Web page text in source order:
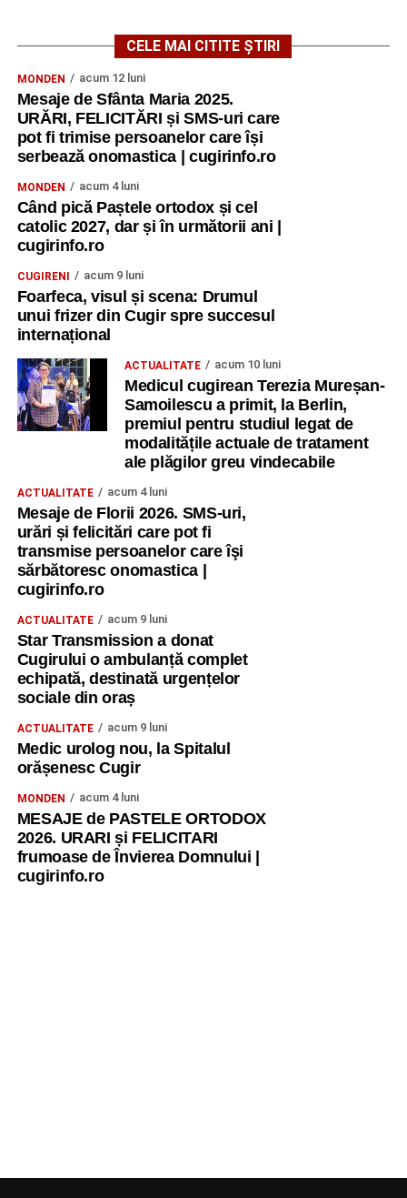
CELE MAI CITITE ȘTIRI
MONDEN acum 12 luni
Mesaje de Sfânta Maria 2025.
URĂRI, FELICITĂRI și SMS-uri care
pot fi trimise persoanelor care își
serbează onomastica | cugirinfo.ro
MONDEN acum 4 luni
Când pică Paștele ortodox și cel
catolic 2027, dar și în următorii ani |
cugirinfo.ro
CUGIRENI acum 9 luni
Foarfeca, visul și scena: Drumul
unui frizer din Cugir spre succesul
internațional
ACTUALITATE acum 10 luni
Medicul cugirean Terezia Mureșan-
Samoilescu a primit, la Berlin,
premiul pentru studiul legat de
modalitățile actuale de tratament
ale plăgilor greu vindecabile
ACTUALITATE acum 4 luni
Mesaje de Florii 2026. SMS-uri,
urări și felicitări care pot fi
transmise persoanelor care îşi
sărbătoresc onomastica |
cugirinfo.ro
ACTUALITATE acum 9 luni
Star Transmission a donat
Cugirului o ambulanță complet
echipată, destinată urgențelor
sociale din oraș
ACTUALITATE acum 9 luni
Medic urolog nou, la Spitalul
orășenesc Cugir
MONDEN acum 4 luni
MESAJE de PASTELE ORTODOX
2026. URARI și FELICITARI
frumoase de Învierea Domnului |
cugirinfo.ro